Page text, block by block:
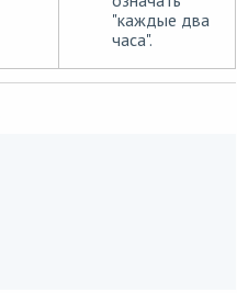
"каждые два
часа".